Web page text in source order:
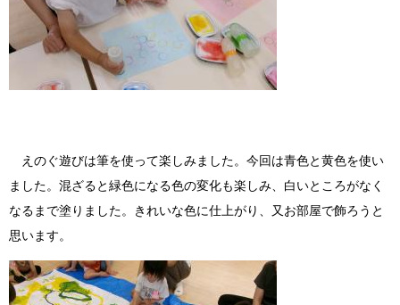
えのぐ遊びは筆を使って楽しみました。今回は青色と黄色を使い
ました。混ざると緑色になる色の変化も楽しみ、白いところがなく
なるまで塗りました。きれいな色に仕上がり、又お部屋で飾ろうと
思います。